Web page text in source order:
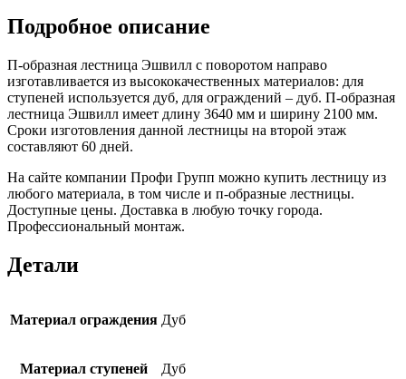
Подробное описание
П-образная лестница Эшвилл с поворотом направо
изготавливается из высококачественных материалов: для
ступеней используется дуб, для ограждений – дуб. П-образная
лестница Эшвилл имеет длину 3640 мм и ширину 2100 мм.
Сроки изготовления данной лестницы на второй этаж
составляют 60 дней.
На сайте компании Профи Групп можно купить лестницу из
любого материала, в том числе и п-образные лестницы.
Доступные цены. Доставка в любую точку города.
Профессиональный монтаж.
Детали
Материал ограждения Дуб
Материал ступеней Дуб